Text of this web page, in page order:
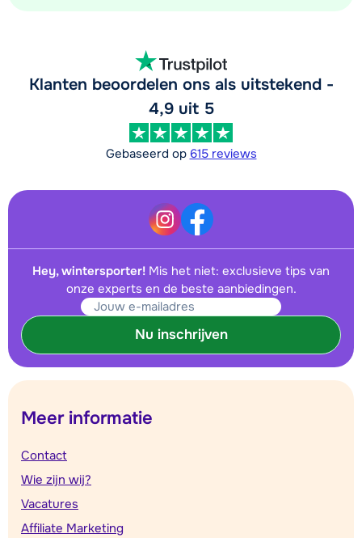
Klanten beoordelen ons als uitstekend -
4,9 uit 5
Gebaseerd op 615 reviews
Hey, wintersporter! Mis het niet: exclusieve tips van
onze experts en de beste aanbiedingen.
Nu inschrijven
Meer informatie
Contact
Wie zijn wij?
Vacatures
Affiliate Marketing